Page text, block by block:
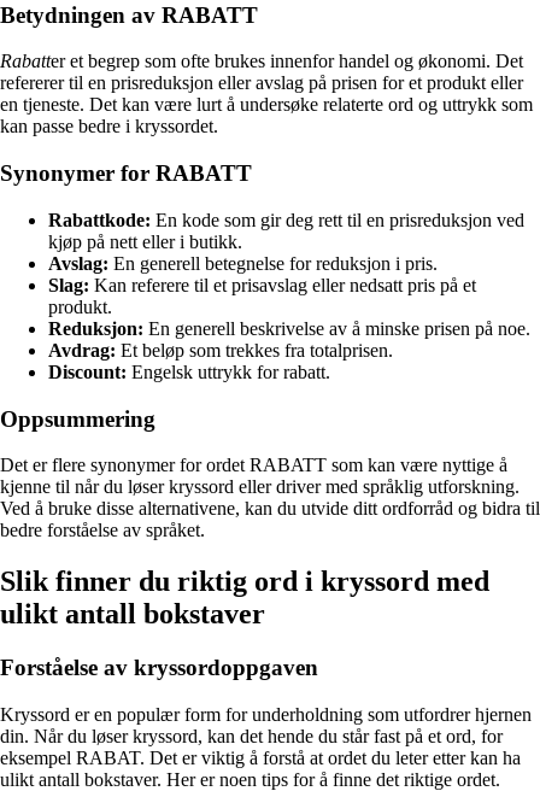
Betydningen av RABATT
Rabatter et begrep som ofte brukes innenfor handel og økonomi. Det
refererer til en prisreduksjon eller avslag på prisen for et produkt eller
en tjeneste. Det kan være lurt å undersøke relaterte ord og uttrykk som
kan passe bedre i kryssordet.
Synonymer for RABATT
Rabattkode: En kode som gir deg rett til en prisreduksjon ved
kjøp på nett eller i butikk.
Avslag: En generell betegnelse for reduksjon i pris.
Slag: Kan referere til et prisavslag eller nedsatt pris på et
produkt.
Reduksjon: En generell beskrivelse av å minske prisen på noe.
Avdrag: Et beløp som trekkes fra totalprisen.
Discount: Engelsk uttrykk for rabatt.
Oppsummering
Det er flere synonymer for ordet RABATT som kan være nyttige å
kjenne til når du løser kryssord eller driver med språklig utforskning.
Ved å bruke disse alternativene, kan du utvide ditt ordforråd og bidra til
bedre forståelse av språket.
Slik finner du riktig ord i kryssord med
ulikt antall bokstaver
Forståelse av kryssordoppgaven
Kryssord er en populær form for underholdning som utfordrer hjernen
din. Når du løser kryssord, kan det hende du står fast på et ord, for
eksempel RABAT. Det er viktig å forstå at ordet du leter etter kan ha
ulikt antall bokstaver. Her er noen tips for å finne det riktige ordet.